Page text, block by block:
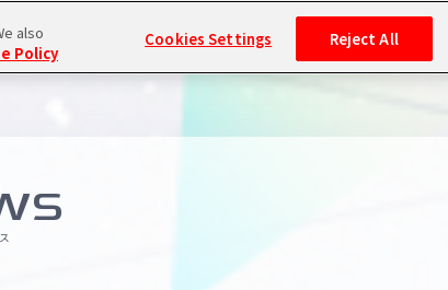
also
Policy
Cookies Settings Reject All